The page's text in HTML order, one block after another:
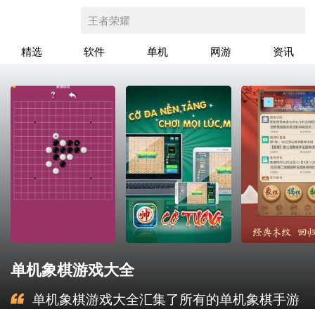
王者荣耀
精选 软件 单机 网游 资讯
单机象棋游戏大全
单机象棋游戏大全汇集了所有的单机象棋手游